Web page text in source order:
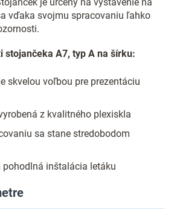
vďaka svojmu spracovaniu ľahko
stojančeka A7, typ A na šírku:
skvelou voľbou pre prezentáciu
z kvalitného plexiskla
sa stane stredobodom
inštalácia letáku